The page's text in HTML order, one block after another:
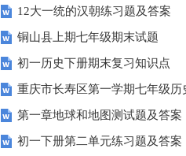
12大一统的汉朝练习题及答案
铜山县上期七年级期末试题
初一历史下册期末复习知识点
重庆市长寿区第一学期七年级历
第一章地球和地图测试题及答案
初一下册第二单元练习题及答案